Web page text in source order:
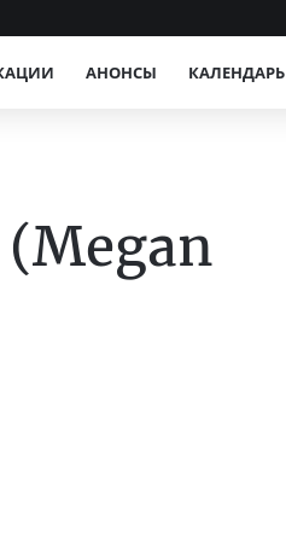
АНОНСЫ КАЛЕНДАРЬ